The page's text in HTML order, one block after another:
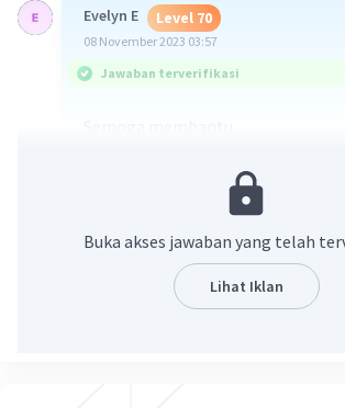
Evelyn E Level 70
08 November 2023 03:57
Jawaban terverifikasi
Buka akses jawaban yang telah
Lihat Iklan